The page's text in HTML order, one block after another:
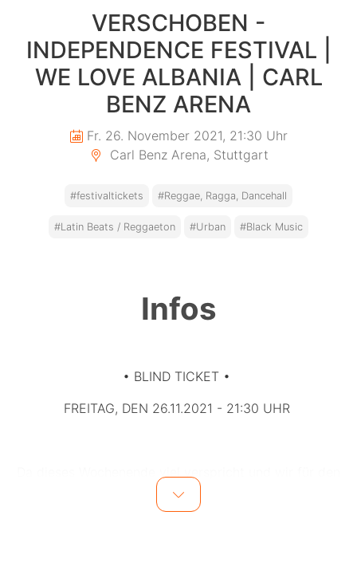
VERSCHOBEN -
INDEPENDENCE FESTIVAL |
WE LOVE ALBANIA | CARL
BENZ ARENA
Fr. 26. November 2021, 21:30 Uhr
Carl Benz Arena, Stuttgart
#festivaltickets #Reggae, Ragga, Dancehall
#Latin Beats / Reggaeton #Urban #Black Music
Infos
• BLIND TICKET •
FREITAG, DEN 26.11.2021 - 21:30 UHR
Samstag ausgebucht sind - FOLGT JETZT EIN
ZUSATZTERMIN!